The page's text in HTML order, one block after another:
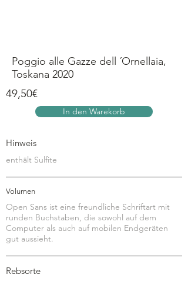
Poggio alle Gazze dell ´Ornellaia,
Toskana 2020
49,50€
In den Warekorb
Hinweis
enthält Sulfite
Volumen
Open Sans ist eine freundliche Schriftart mit
runden Buchstaben, die sowohl auf dem
Computer als auch auf mobilen Endgeräten
gut aussieht.
Rebsorte